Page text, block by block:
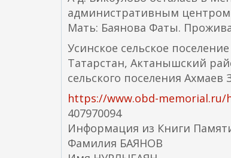
административным центром
Мать: Баянова Фаты.
Усинское сельское
Татарстан, Актанышский
сельского поселения
https://www.obd-memorial.ru/
407970094
Информация из Книги
Фамилия БАЯНОВ